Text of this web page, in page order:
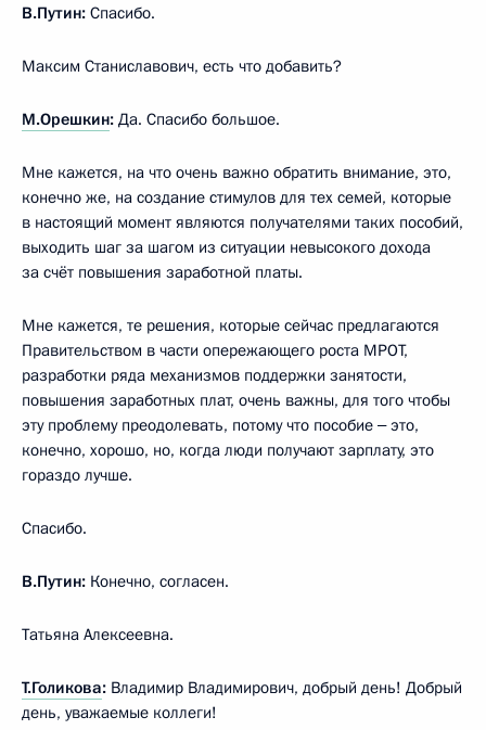
В.Путин: Спасибо.
Максим Станиславович, есть что добавить?
М.Орешкин: Да. Спасибо большое.
Мне кажется, на что очень важно обратить внимание, это,
конечно же, на создание стимулов для тех семей, которые
в настоящий момент являются получателями таких пособий,
выходить шаг за шагом из ситуации невысокого дохода
за счёт повышения заработной платы.
Мне кажется, те решения, которые сейчас предлагаются
Правительством в части опережающего роста МРОТ,
разработки ряда механизмов поддержки занятости,
повышения заработных плат, очень важны, для того чтобы
эту проблему преодолевать, потому что пособие ‒ это,
конечно, хорошо, но, когда люди получают зарплату, это
гораздо лучше.
Спасибо.
В.Путин: Конечно, согласен.
Татьяна Алексеевна.
Т.Голикова: Владимир Владимирович, добрый день! Добрый
день, уважаемые коллеги!